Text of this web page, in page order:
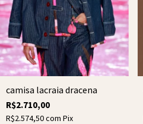
camisa lacraia dracena
R$2.710,00
R$2.574,50com Pix